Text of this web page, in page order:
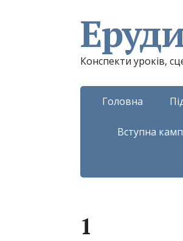
Конспекти уроків,
Головна
Вступна
1